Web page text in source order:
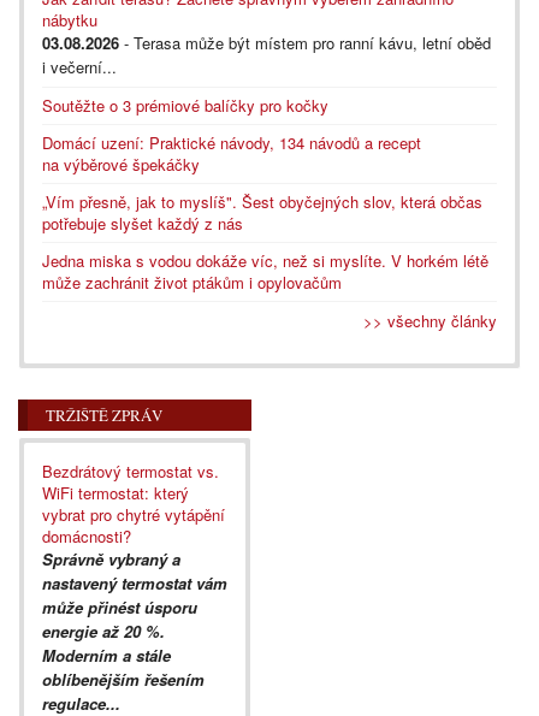
nábytku
03.08.2026 - Terasa může být místem pro ranní kávu, letní oběd
i večerní...
Soutěžte o 3 prémiové balíčky pro kočky
Domácí uzení: Praktické návody, 134 návodů a recept
na výběrové špekáčky
„Vím přesně, jak to myslíš". Šest obyčejných slov, která občas
potřebuje slyšet každý z nás
Jedna miska s vodou dokáže víc, než si myslíte. V horkém létě
může zachránit život ptákům i opylovačům
>> všechny články
TRŽIŠTĚ ZPRÁV
Bezdrátový termostat vs.
WiFi termostat: který
vybrat pro chytré vytápění
domácnosti?
Správně vybraný a
nastavený termostat vám
může přinést úsporu
energie až 20 %.
Moderním a stále
oblíbenějším řešením
regulace...